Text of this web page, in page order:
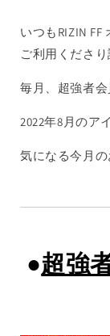
いつもRIZIN
ご利用くださ
毎月、超強者
2022年8月のア
気になる今月
●超強